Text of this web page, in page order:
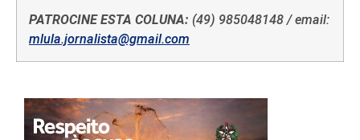
PATROCINE ESTA COLUNA: (49) 985048148 / email:
mlula.jornalista@gmail.com